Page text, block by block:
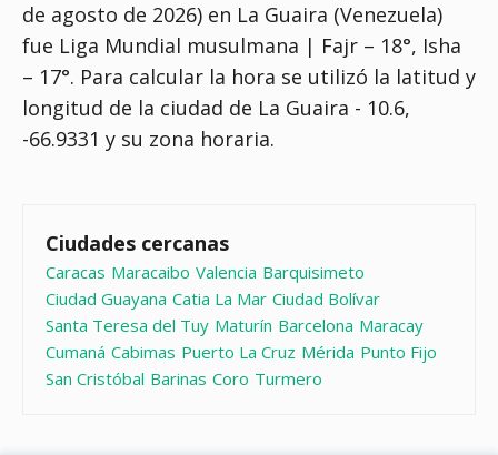
de agosto de 2026) en La Guaira (Venezuela)
fue Liga Mundial musulmana | Fajr – 18°, Isha
– 17°. Para calcular la hora se utilizó la latitud y
longitud de la ciudad de La Guaira - 10.6,
-66.9331 y su zona horaria.
Ciudades cercanas
Caracas Maracaibo Valencia Barquisimeto
Ciudad Guayana Catia La Mar Ciudad Bolívar
Santa Teresa del Tuy Maturín Barcelona Maracay
Cumaná Cabimas Puerto La Cruz Mérida Punto Fijo
San Cristóbal Barinas Coro Turmero